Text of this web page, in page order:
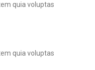
quia voluptas
quia voluptas